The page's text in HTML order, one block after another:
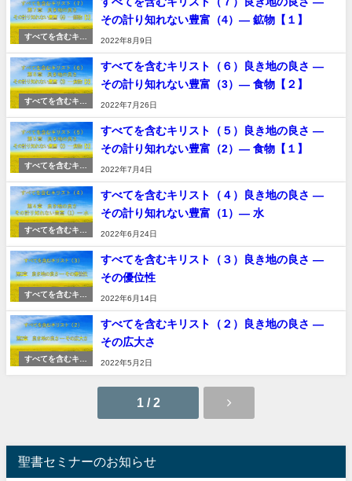
すべてを含むキリ
その計り知れない豊富（4）― 鉱物【１】
2022年8月9日
すべてを含むキリ
すべてを含むキリスト（６）良き地の良さ ―
その計り知れない豊富（3）― 食物【２】
2022年7月26日
すべてを含むキリ
すべてを含むキリスト（５）良き地の良さ ―
その計り知れない豊富（2）― 食物【１】
2022年7月4日
すべてを含むキリ
すべてを含むキリスト（４）良き地の良さ ―
その計り知れない豊富（1）― 水
2022年6月24日
すべてを含むキリ
すべてを含むキリスト（３）良き地の良さ ―
その優位性
2022年6月14日
すべてを含むキリ
すべてを含むキリスト（２）良き地の良さ ―
その広大さ
2022年5月2日
1 / 2
聖書セミナーのお知らせ